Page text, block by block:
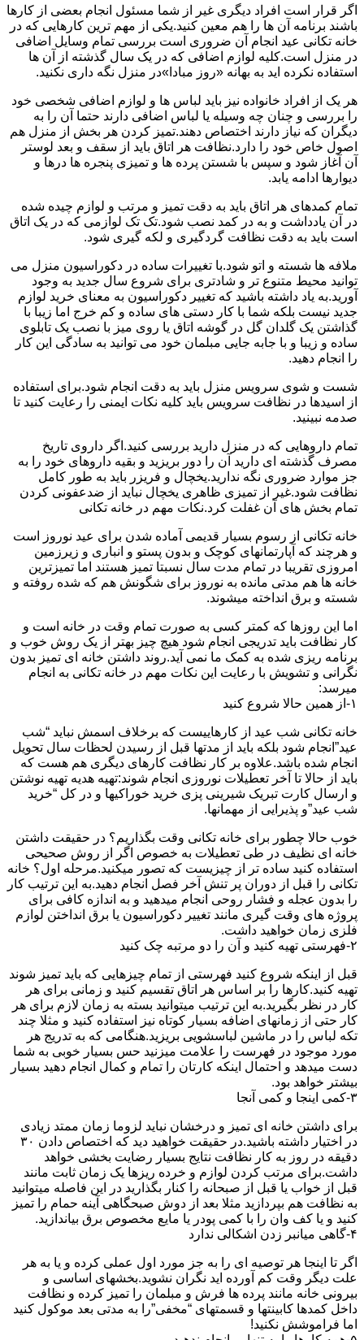
اگر قرار است افراد دیگری غیر از شما مسئول انجام بعضی از کارها
باشند برنامه آن ها را هم معین کنید.یکی از مهم ترین کارهایی که در
خانه تکانی عید انجام آن ضروری است بررسی تمام وسایل اضافی
در منزل است.کلیه لوازم اضافی که در یک سال گذشته از آن ها
استفاده نکرده اید به بهانه «روز مبادا»در منزل نگه داری نکنید.
هر یک از افراد خانواده نیز باید لباس ها و لوازم اضافی شخصی خود
را بررسی و چنان چه وسیله یا لباس اضافی دارند حتما آن را به
دیگران که نیاز دارند اختصاص دهند.تمیز کردن هر بخش از منزل هم
اصول خاص خود را دارد.نظافت هر اتاق باید از سقف و بعد لوستر
آن آغاز شود و سپس با شستن پرده ها و تمیزی پنجره ها درها و
دیوارها ادامه یابد.
تمام کمدهای هر اتاق باید به دقت تمیز و مرتب و لوازم چیده شده
در آن یادداشت و به در کمد نصب شود.تک تک لوازمی که در یک اتاق
است باید به دقت نظافت گردگیری و لکه گیری شود.
ملافه ها شسته و اتو شود.با تغییرات ساده در دکوراسیون منزل می
توانید محیط متنوع تر و شادتری برای شروع سال جدید به وجود
آورید.به یاد داشته باشید که تغییر دکوراسیون به معنای خرید لوازم
جدید نیست بلکه شما با کار دستی های ساده و کم خرج اما زیبا با
گذاشتن یک گلدان گل در گوشه اتاق یا روی میز با نصب یک تابلوی
ساده و زیبا و با جابه جایی مبلمان خود می توانید به سادگی این کار
را انجام دهید.
شست و شوی سرویس منزل باید به دقت انجام شود.برای استفاده
از اسیدها در نظافت سرویس باید کلیه نکات ایمنی را رعایت کنید تا
صدمه نبینید.
تمام داروهایی که در منزل دارید بررسی کنید.اگر داروی تاریخ
مصرف گذشته ای دارید آن را دور بریزید و بقیه داروهای خود را به
جز موارد ضروری نگه ندارید.یخچال و فریزر باید به طور کامل
نظافت شود.غیر از تمیزی ظاهری یخچال نباید از ضدعفونی کردن
تمام بخش های آن غفلت کرد.نکات مهم در خانه تکانی
خانه تکانی از رسوم بسیار قدیمی آماده شدن برای عید نوروز است
و هرچند که آپارتمانهای کوچک و بدون پستو و انباری و زیرزمین
امروزی تقریبا در تمام مدت سال نسبتا تمیز هستند اما تمیزترین
خانه ها هم مدتی مانده به نوروز برای شگونش هم که شده روفته و
شسته و برق انداخته میشوند.
اما این روزها که کمتر کسی به صورت تمام وقت در خانه است و
کار نظافت باید تدریجی انجام شود هیچ چیز بهتر از یک روش خوب و
برنامه ریزی شده به کمک ما نمی آید.روند داشتن خانه ای تمیز بدون
نگرانی و تشویش با رعایت این نکات مهم در خانه تکانی به انجام
میرسد:
۱-از همین حالا شروع کنید
خانه تکانی شب عید از کارهاییست که برخلاف اسمش نباید “شب
عید”انجام شود بلکه باید از مدتها قبل از رسیدن لحظات سال تحویل
انجام شده باشد.علاوه بر کار نظافت کارهای دیگری هم هست که
باید از حالا تا آخر تعطیلات نوروزی انجام شوند:تهیه هدیه تهیه نوشتن
و ارسال کارت تبریک شیرینی پزی خرید خوراکیها و در کل “خرید
شب عید”و پذیرایی از مهمانها.
خوب حالا چطور برای خانه تکانی وقت بگذاریم؟ در حقیقت داشتن
خانه ای نظیف در طی تعطیلات به خصوص اگر از روش صحیحی
استفاده کنید ساده تر از چیزیست که تصور میکنید.مرحله اول؟ خانه
تکانی را قبل از دوران پر تنش آخر فصل انجام دهید.به این ترتیب کار
را بدون عجله و فشار روحی انجام میدهید و به اندازه کافی برای
پروژه های وقت گیری مانند تغییر دکوراسیون یا برق انداختن لوازم
فلزی زمان خواهید داشت.
۲-فهرستی تهیه کنید و آن را دو مرتبه چک کنید
قبل از اینکه شروع کنید فهرستی از تمام چیزهایی که باید تمیز شوند
تهیه کنید.کارها را بر اساس هر اتاق تقسیم کنید و زمانی برای هر
کار در نظر بگیرید.به این ترتیب میتوانید بسته به زمان لازم برای هر
کار حتی از زمانهای اضافه بسیار کوتاه نیز استفاده کنید و مثلا چند
تکه لباس را در ماشین لباسشویی بریزید.هنگامی که به تدریج هر
مورد موجود در فهرست را علامت میزنید حس بسیار خوبی به شما
دست میدهد و احتمال اینکه کارتان را تمام و کمال انجام دهید بسیار
بیشتر خواهد بود.
۳-کمی اینجا و کمی آنجا
برای داشتن خانه ای تمیز و درخشان نباید لزوما زمان ممتد زیادی
در اختیار داشته باشید.در حقیقت خواهید دید که اختصاص دادن ۳۰
دقیقه در روز به کار نظافت نتایج بسیار رضایت بخشی خواهد
داشت.برای مرتب کردن لوازم و خرده ریزها یک زمان ثابت مانند
قبل از خواب یا قبل از صبحانه را کنار بگذارید در این فاصله میتوانید
به نظافت هم بپردازید مثلا بعد از دوش صبحگاهی آینه حمام را تمیز
کنید و یا کف وان را با کمی پودر یا مایع مخصوص برق بیاندازید.
۴-گاهی میانبر زدن اشکالی ندارد
اگر تا اینجا هر توصیه ای را به جز مورد اول عملی کرده و یا به هر
علت دیگر وقت کم آورده اید نگران نشوید.بخشهای اساسی و
بیرونی خانه مانند پرده ها فرش و مبلمان را تمیز کرده و نظافت
داخل کمدها کابینتها و قسمتهای “مخفی”را به مدتی بعد موکول کنید
اما فراموشش نکنید!